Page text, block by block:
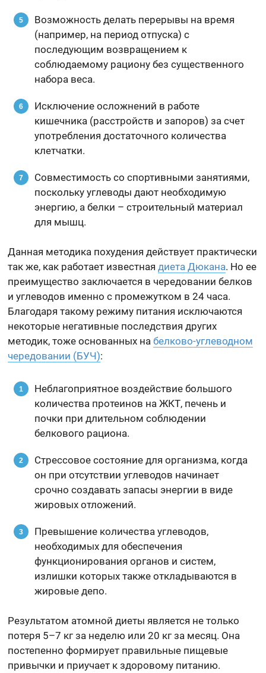
Возможность делать перерывы на время
(например, на период отпуска) с
последующим возвращением к
соблюдаемому рациону без существенного
набора веса.
Исключение осложнений в работе
кишечника (расстройств и запоров) за счет
употребления достаточного количества
клетчатки.
Совместимость со спортивными занятиями,
поскольку углеводы дают необходимую
энергию, а белки – строительный материал
для мышц.
Данная методика похудения действует практически
так же, как работает известнаядиета Дюкана. Но ее
преимущество заключается в чередовании белков
и углеводов именно с промежутком в 24 часа.
Благодаря такому режиму питания исключаются
некоторые негативные последствия других
методик, тоже основанных набелково-углеводном
чередовании (БУЧ):
Неблагоприятное воздействие большого
количества протеинов на ЖКТ, печень и
почки при длительном соблюдении
белкового рациона.
Стрессовое состояние для организма, когда
он при отсутствии углеводов начинает
срочно создавать запасы энергии в виде
жировых отложений.
Превышение количества углеводов,
необходимых для обеспечения
функционирования органов и систем,
излишки которых также откладываются в
жировые депо.
Результатом атомной диеты является не только
потеря 5–7 кг за неделю или 20 кг за месяц. Она
постепенно формирует правильные пищевые
привычки и приучает к здоровому питанию.